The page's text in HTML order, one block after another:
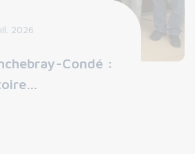
2026
Condé :